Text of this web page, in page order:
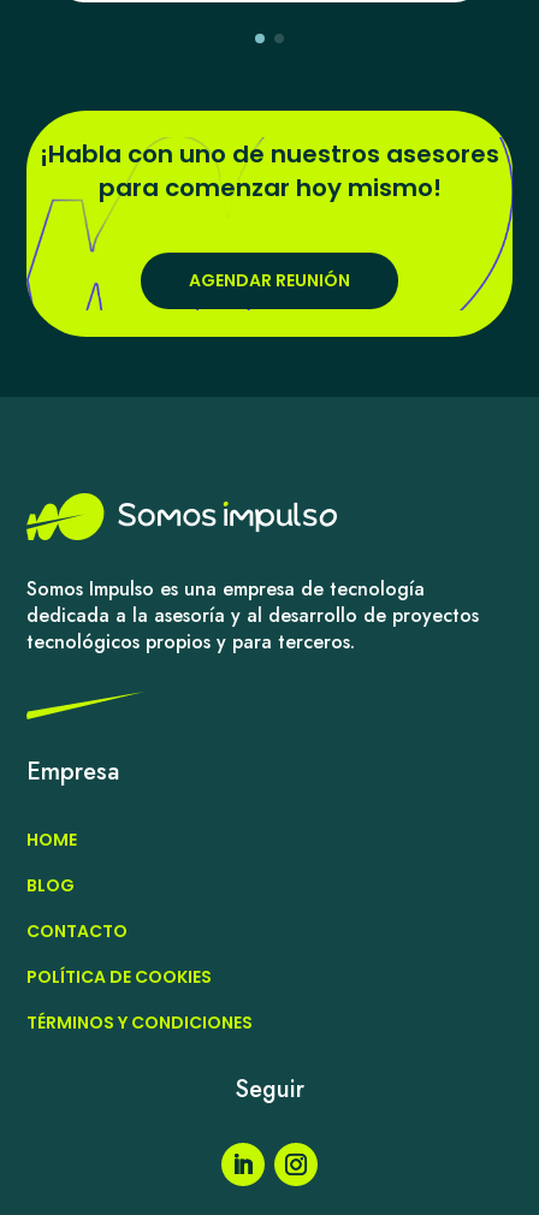
¡Habla con uno de nuestros asesores
para comenzar hoy mismo!
AGENDAR REUNIÓN
Somos Impulso es una empresa de tecnología
dedicada a la asesoría y al desarrollo de proyectos
tecnológicos propios y para terceros.
Empresa
HOME
BLOG
CONTACTO
POLÍTICA DE COOKIES
TÉRMINOS Y CONDICIONES
Seguir